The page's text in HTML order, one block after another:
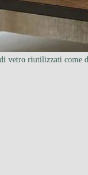
vetro riutilizzati come